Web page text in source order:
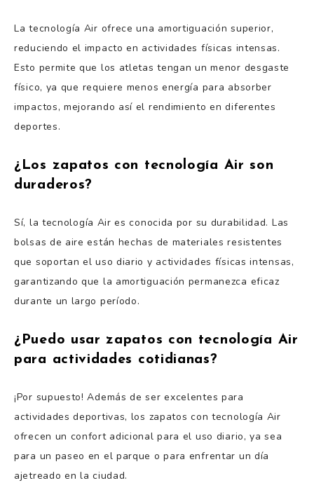
La tecnología Air ofrece una amortiguación superior,
reduciendo el impacto en actividades físicas intensas.
Esto permite que los atletas tengan un menor desgaste
físico, ya que requiere menos energía para absorber
impactos, mejorando así el rendimiento en diferentes
deportes.
¿Los zapatos con tecnología Air son
duraderos?
Sí, la tecnología Air es conocida por su durabilidad. Las
bolsas de aire están hechas de materiales resistentes
que soportan el uso diario y actividades físicas intensas,
garantizando que la amortiguación permanezca eficaz
durante un largo período.
¿Puedo usar zapatos con tecnología Air
para actividades cotidianas?
¡Por supuesto! Además de ser excelentes para
actividades deportivas, los zapatos con tecnología Air
ofrecen un confort adicional para el uso diario, ya sea
para un paseo en el parque o para enfrentar un día
ajetreado en la ciudad.